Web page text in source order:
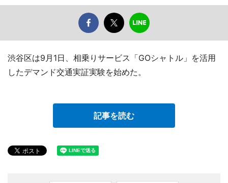
渋谷区は9月1日、相乗りサービス「GOシャトル」を活用
したデマンド交通実証実験を始めた。
記事を読む